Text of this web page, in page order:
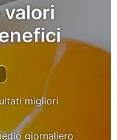
valori
migliori
giornaliero